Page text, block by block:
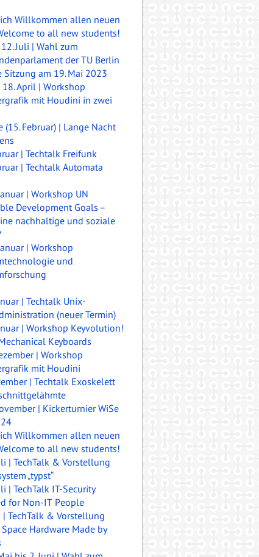
Willkommen allen neuen
to all new students!
Juli | Wahl zum
der TU Berlin
Sitzung am 19. Mai 2023
18. April | Workshop
mit Houdini in zwei
(15. Februar) | Lange Nacht
| Techtalk Freifunk
| Techtalk Automata
| Workshop UN
Development Goals –
nachhaltige und soziale
| Workshop
und
| Techtalk Unix-
(neuer Termin)
| Workshop Keyvolution!
Keyboards
| Workshop
mit Houdini
| Techtalk Exoskelett
| Kickerturnier WiSe
Willkommen allen neuen
to all new students!
| TechTalk & Vorstellung
„typst“
| TechTalk IT-Security
for Non-IT People
| TechTalk & Vorstellung
Space Hardware Made by